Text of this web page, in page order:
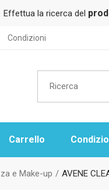
Effettua la ricerca del
Condizioni
Ricerca
per:
Carrello
e Make-up AVENE